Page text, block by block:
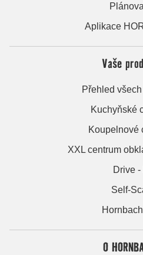
Aplikace
Vaše
Přehled
Kuchyňské
Koupelnové
XXL centrum
Drive -
Self-
O